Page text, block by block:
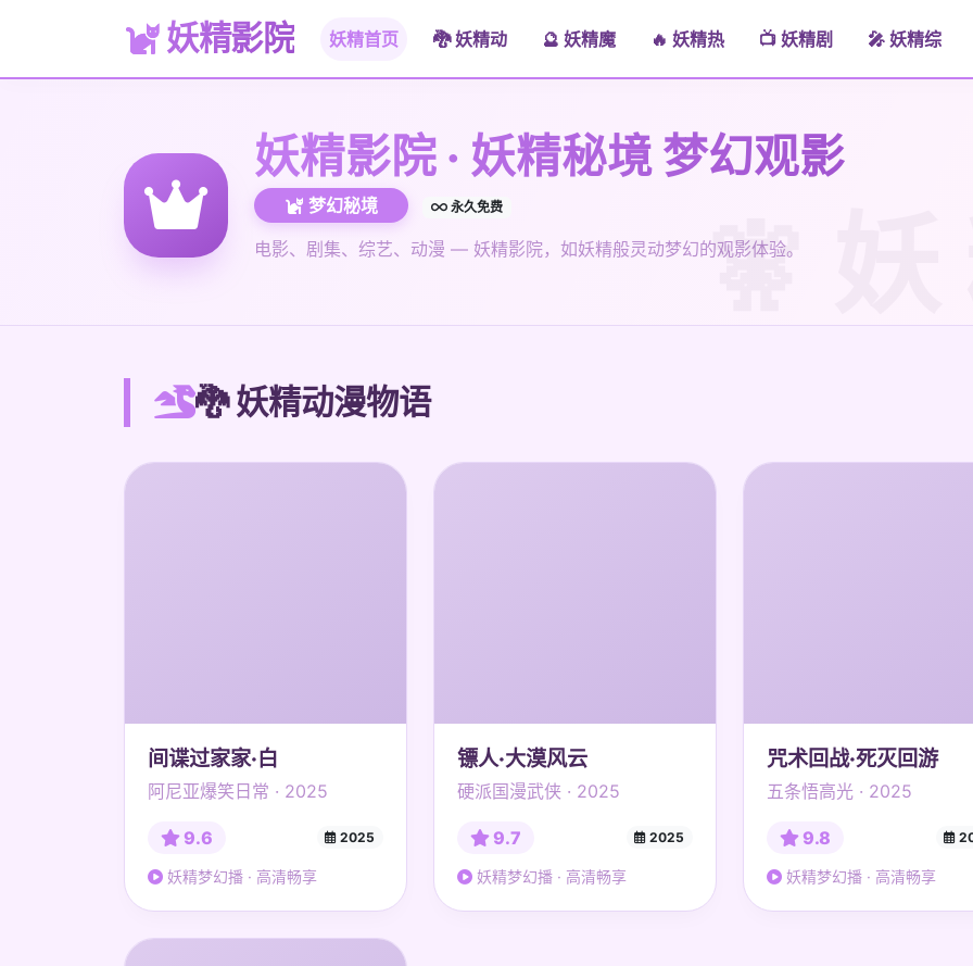
妖精影院 妖精首页 🐉 妖精动 🔮 妖精魔 🔥 妖精热 📺 妖精剧 🎤 妖精综
妖精影院 · 妖精秘境 梦幻观影
梦幻秘境 永久免费
电影、剧集、综艺、动漫 — 妖精影院，如妖精般灵动梦幻的观影体验。
🐉 妖精动漫物语
间谍过家家·白
阿尼亚爆笑日常 · 2025
9.6 2025
妖精梦幻播 · 高清畅享
镖人·大漠风云
硬派国漫武侠 · 2025
9.7 2025
妖精梦幻播 · 高清畅享
咒术回战·死灭回游
五条悟高光 · 2025
9.8
妖精梦幻播 · 高清畅享